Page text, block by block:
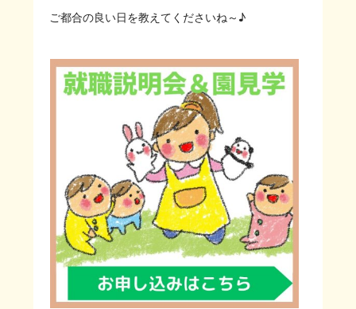
ご都合の良い日を教えてくださいね～♪